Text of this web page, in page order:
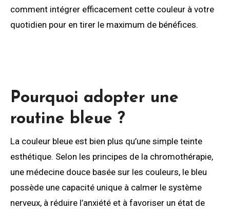
comment intégrer efficacement cette couleur à votre
quotidien pour en tirer le maximum de bénéfices.
Pourquoi adopter une
routine bleue ?
La couleur bleue est bien plus qu’une simple teinte
esthétique. Selon les principes de la chromothérapie,
une médecine douce basée sur les couleurs, le bleu
possède une capacité unique à calmer le système
nerveux, à réduire l’anxiété et à favoriser un état de